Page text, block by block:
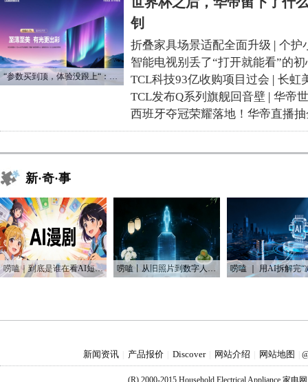
“参数买到顶，体验没跟上“：长虹追光Q70S给高端电视打了个样
钊
折叠家具场景适配全面升级 | 个护
智能电视别丢了“打开就能看”的初
TCL科技93亿收购项目过会 | 长虹
TCL发布Q系列旗舰回音壁 | 华帝
西班牙夺冠荣耀落地！华帝直播
新·奇·事
唠嗑｜到底是谁在看AI短剧？！ 唠嗑丨从旧照片到数字人：AI如何“复活”我们的思念
新闻资讯 产品报价 Discover 网站介绍 网站地图
(R) 2000-2015 Household Electrical Appliance 家电